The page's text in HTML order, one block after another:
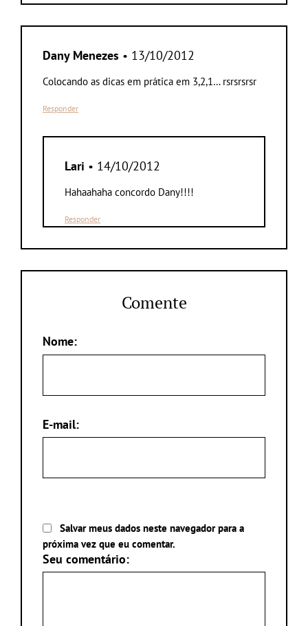
Dany Menezes • 13/10/2012
Colocando as dicas em prática em 3,2,1… rsrsrsrsr
Responder
Lari • 14/10/2012
Hahaahaha concordo Dany!!!!
Responder
Comente
Nome:
E-mail:
Salvar meus dados neste navegador para a
próxima vez que eu comentar.
Seu comentário: